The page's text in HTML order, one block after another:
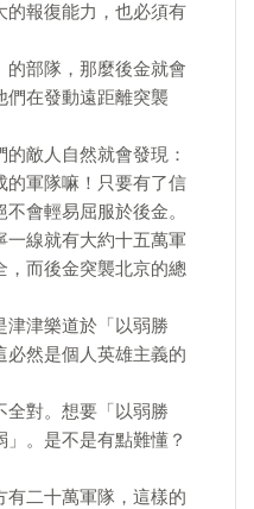
的報復能力，也必須有
的部隊，那麼後金就會
們在發動遠距離突襲
敵人自然就會發現：
的軍隊嘛！只要有了信
會輕易屈服於後金。
一線就有大約十五萬軍
，而後金突襲北京的總
津津樂道於「以弱勝
必然是個人英雄主義的
全對。想要「以弱勝
。是不是有點難懂？
有二十萬軍隊，這樣的